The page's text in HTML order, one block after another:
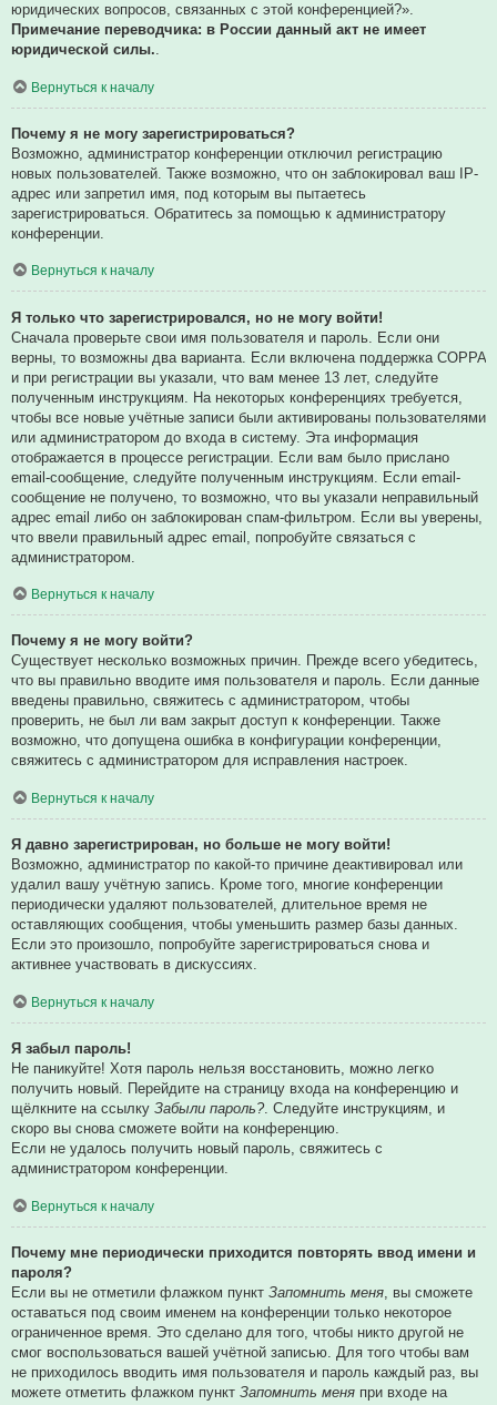
юридических вопросов, связанных с этой конференцией?».
Примечание переводчика: в России данный акт не имеет
юридической силы..
Вернуться к началу
Почему я не могу зарегистрироваться?
Возможно, администратор конференции отключил регистрацию
новых пользователей. Также возможно, что он заблокировал ваш IP-
адрес или запретил имя, под которым вы пытаетесь
зарегистрироваться. Обратитесь за помощью к администратору
конференции.
Вернуться к началу
Я только что зарегистрировался, но не могу войти!
Сначала проверьте свои имя пользователя и пароль. Если они
верны, то возможны два варианта. Если включена поддержка COPPA
и при регистрации вы указали, что вам менее 13 лет, следуйте
полученным инструкциям. На некоторых конференциях требуется,
чтобы все новые учётные записи были активированы пользователями
или администратором до входа в систему. Эта информация
отображается в процессе регистрации. Если вам было прислано
email-сообщение, следуйте полученным инструкциям. Если email-
сообщение не получено, то возможно, что вы указали неправильный
адрес email либо он заблокирован спам-фильтром. Если вы уверены,
что ввели правильный адрес email, попробуйте связаться с
администратором.
Вернуться к началу
Почему я не могу войти?
Существует несколько возможных причин. Прежде всего убедитесь,
что вы правильно вводите имя пользователя и пароль. Если данные
введены правильно, свяжитесь с администратором, чтобы
проверить, не был ли вам закрыт доступ к конференции. Также
возможно, что допущена ошибка в конфигурации конференции,
свяжитесь с администратором для исправления настроек.
Вернуться к началу
Я давно зарегистрирован, но больше не могу войти!
Возможно, администратор по какой-то причине деактивировал или
удалил вашу учётную запись. Кроме того, многие конференции
периодически удаляют пользователей, длительное время не
оставляющих сообщения, чтобы уменьшить размер базы данных.
Если это произошло, попробуйте зарегистрироваться снова и
активнее участвовать в дискуссиях.
Вернуться к началу
Я забыл пароль!
Не паникуйте! Хотя пароль нельзя восстановить, можно легко
получить новый. Перейдите на страницу входа на конференцию и
щёлкните на ссылку Забыли пароль?. Следуйте инструкциям, и
скоро вы снова сможете войти на конференцию.
Если не удалось получить новый пароль, свяжитесь с
администратором конференции.
Вернуться к началу
Почему мне периодически приходится повторять ввод имени и
пароля?
Если вы не отметили флажком пункт Запомнить меня , вы сможете
оставаться под своим именем на конференции только некоторое
ограниченное время. Это сделано для того, чтобы никто другой не
смог воспользоваться вашей учётной записью. Для того чтобы вам
не приходилось вводить имя пользователя и пароль каждый раз, вы
можете отметить флажком пункт Запомнить меня при входе на